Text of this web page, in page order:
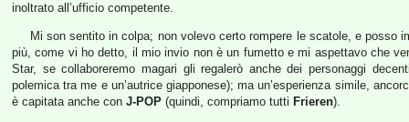
inoltrato all’ufficio competente.
Mi son sentito in colpa; non volevo certo rompere le scatole, e posso
più, come vi ho detto, il mio invio non è un fumetto e mi aspettavo che
Star, se collaboreremo magari gli regalerò anche dei personaggi
polemica tra me e un’autrice giapponese); ma un’esperienza simile,
è capitata anche con J-POP (quindi, compriamo tutti Frieren).